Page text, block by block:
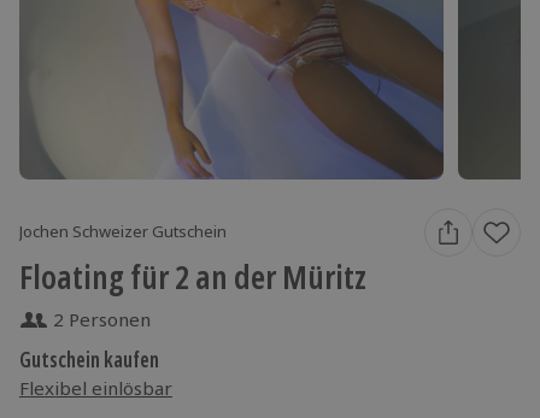
Jochen Schweizer Gutschein
Floating für 2 an der Müritz
2 Personen
Gutschein kaufen
Flexibel einlösbar